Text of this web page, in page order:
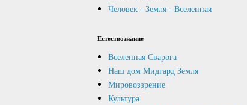
Человек - Земля - Вселенная
Естествознание
Вселенная Сварога
Наш дом Мидгард Земля
Мировоззрение
Культура